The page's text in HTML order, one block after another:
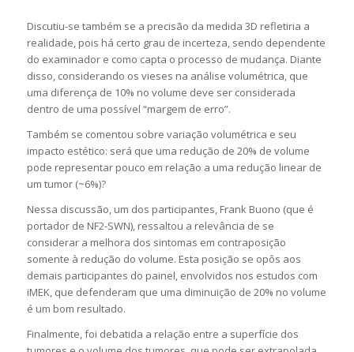
Discutiu-se também se a precisão da medida 3D refletiria a
realidade, pois há certo grau de incerteza, sendo dependente
do examinador e como capta o processo de mudança. Diante
disso, considerando os vieses na análise volumétrica, que
uma diferença de 10% no volume deve ser considerada
dentro de uma possível “margem de erro”.
Também se comentou sobre variação volumétrica e seu
impacto estético: será que uma redução de 20% de volume
pode representar pouco em relação a uma redução linear de
um tumor (~6%)?
Nessa discussão, um dos participantes, Frank Buono (que é
portador de NF2-SWN), ressaltou a relevância de se
considerar a melhora dos sintomas em contraposição
somente à redução do volume. Esta posição se opôs aos
demais participantes do painel, envolvidos nos estudos com
iMEK, que defenderam que uma diminuição de 20% no volume
é um bom resultado.
Finalmente, foi debatida a relação entre a superfície dos